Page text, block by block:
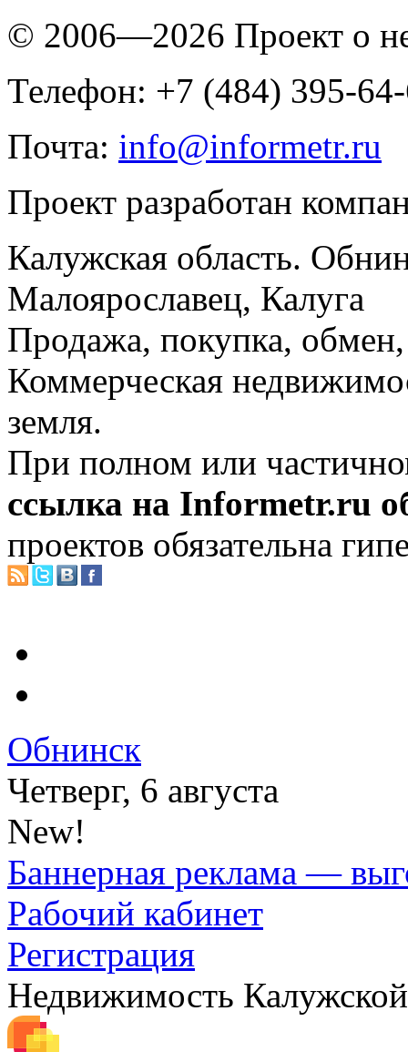
© 2006—2026 Проект о
Телефон: +7 (484) 395-
Почта: info@informetr.ru
Проект разработан
Калужская область.
Малоярославец, Калуга
Продажа, покупка, обмен,
Коммерческая
земля.
При полном или
ссылка на Informetr.ru
проектов обязательна
Обнинск
Четверг, 6 августа
New!
Баннерная реклама —
Рабочий кабинет
Регистрация
Недвижимость